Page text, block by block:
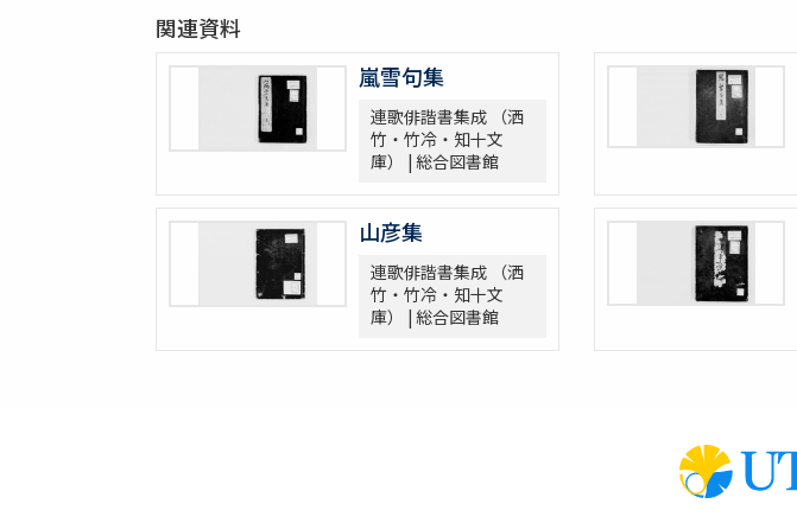
関連資料
嵐雪句集
連歌俳諧書集成 （洒
竹・竹冷・知十文
庫） | 総合図書館
山彦集
連歌俳諧書集成 （洒
竹・竹冷・知十文
庫） | 総合図書館